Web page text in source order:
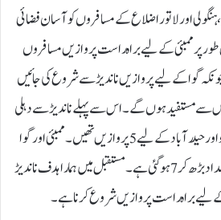
ہنگولی اور لاتور اضلاع کے مسافروں کو آسان فضائی
پر ممبئی کے لیے براہ راست پروازیں مسافروں
گوا کے لیے پروازیں ناندیڑ سے شروع کی جائیں
سے مستفید ہوں گے۔ اس سے پہلے ناندیڑ سے دہلی
(ہنڈن)، احمد آباد، پونے، بنگلورو اور حیدرآباد کے لیے 5 پروازیں تھیں۔ ممبئی اور گوا
کے لیے پروازوں کے ساتھ یہ تعداد بڑھ کر 7 ہو گئی ہے۔ مستقبل میں ہمارا ہدف ناندیڑ
لیے براہ راست پروازیں شروع کرنا ہے۔